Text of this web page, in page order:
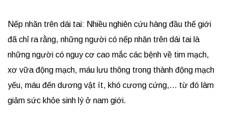
Nếp nhăn trên dái tai: Nhiều nghiên cứu hàng đầu thế giới
đã chỉ ra rằng, những người có nếp nhăn trên dái tai là
những người có nguy cơ cao mắc các bệnh về tim mạch,
xơ vữa động mạch, máu lưu thông trong thành động mạch
yếu, máu đến dương vật ít, khó cương cứng,… từ đó làm
giảm sức khỏe sinh lý ở nam giới.